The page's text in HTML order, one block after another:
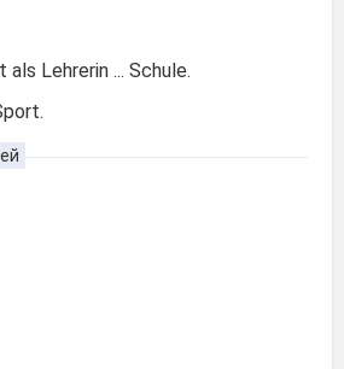
Lehrerin ... Schule.